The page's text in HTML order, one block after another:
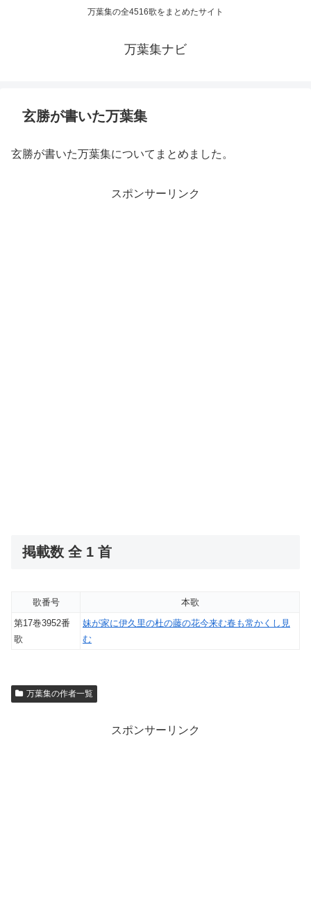
万葉集の全4516歌をまとめたサイト
万葉集ナビ
玄勝が書いた万葉集
玄勝が書いた万葉集についてまとめました。
スポンサーリンク
掲載数 全 1 首
歌番号
本歌
第17巻3952番
歌
妹が家に伊久里の杜の藤の花今来む春も常かくし見
む
万葉集の作者一覧
スポンサーリンク